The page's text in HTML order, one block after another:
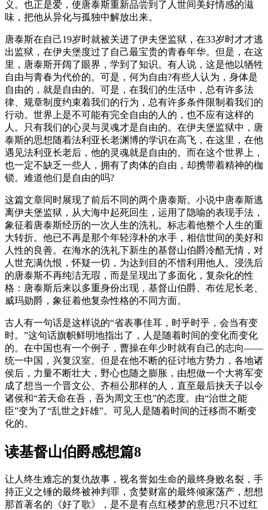
义。也正是爱，使唐泰斯重新品尝到了人世间美好情感的滋
味，把他从异化与孤独中解放出来。
唐泰斯在自己19岁时就被关进了伊夫堡监狱，在33岁时才才逃
出监狱，在伊夫堡度过了自己最宝贵的青春年华。但是，在这
里，唐泰斯开阔了眼界，学到了知识。有人说，这是他以牺牲
自由与青春为代价的。可是，何为自由?有些人认为，身体是
自由的，就是自由的。可是，在我们的生活中，总有许多法
律、规章制度约束着我们的行为，总有许多条件限制着我们的
行动。世界上是不可能有完全自由的人的，也不应有这样的
人。只有我们的心灵与灵魂才是自由的。在伊夫堡监狱中，唐
泰斯的思想随着法利亚长老渊博的学识在高飞，在这里，在他
遇见法利亚长老后，他的灵魂就是自由的。而在这个世界上，
也一定不缺乏一些人，拥有了肉体的自由，却携带着精神的枷
锁。难道他们是自由的吗?
这篇文章同时展现了前后不同的两个唐泰斯。小说中唐泰斯逃
离伊夫堡监狱，从大海中起死回生，运用了隐喻的表现手法，
象征着唐泰斯经历的一次人生的洗礼。标志着他整个人生的重
大转折。他已不再是那个年轻淳朴的水手，相信世间的美好和
人性的良善。在海水的洗礼下新生的基督山伯爵冷酷无情，对
人世充满仇恨，怀疑一切，为达到目的不惜利用他人。浸洗后
的唐泰斯不再纯洁无瑕，而是呈现出了多面化，复杂化的性
格：唐泰斯后来以多重身份出现，基督山伯爵、布佐尼长老、
威玛勋爵，象征着他复杂性格的不同方面。
古人有一句话是这样说的“省表事佳耳，时乎时乎，会当有变
时。”这句话旗帜鲜明地指出了，人是随着时间的变化而变化
的。在中国也有一个例子，曹操在年少时就有自己的志向——
统一中国，兴复汉室。但是在他不断的征讨地方势力，各地诸
侯后，力量不断壮大，野心也随之膨胀，由想做一个大将军变
成了想当一个晋文公、齐桓公那样的人，直至最后挟天子以令
诸侯和“若天命在吾，吾为周文王也”的态度。由“治世之能
臣”变为了“乱世之奸雄”。可见人是随着时间的迁移而不断变
化的。
读基督山伯爵感想篇8
让人终生难忘的复仇故事，视名誉如生命的最终身败名裂，手
持正义之锤的最终被神判罪，贪婪财富的最终倾家荡产，想想
那首著名的《好了歌》，是不是有点红楼梦的意思?只不过红